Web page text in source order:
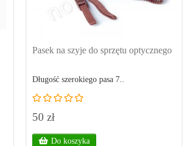
Pasek na szyje do sprzętu optycznego
Długość szerokiego pasa 7..
50 zł
Do koszyka